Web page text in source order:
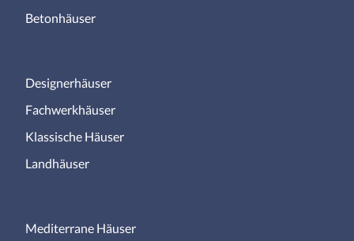
Betonhäuser
Designerhäuser
Fachwerkhäuser
Klassische Häuser
Landhäuser
Mediterrane Häuser